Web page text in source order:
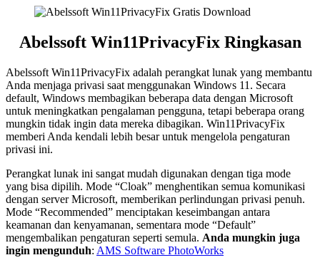
Abelssoft Win11PrivacyFix Ringkasan
Abelssoft Win11PrivacyFix adalah perangkat lunak yang membantu
Anda menjaga privasi saat menggunakan Windows 11. Secara
default, Windows membagikan beberapa data dengan Microsoft
untuk meningkatkan pengalaman pengguna, tetapi beberapa orang
mungkin tidak ingin data mereka dibagikan. Win11PrivacyFix
memberi Anda kendali lebih besar untuk mengelola pengaturan
privasi ini.
Perangkat lunak ini sangat mudah digunakan dengan tiga mode
yang bisa dipilih. Mode “Cloak” menghentikan semua komunikasi
dengan server Microsoft, memberikan perlindungan privasi penuh.
Mode “Recommended” menciptakan keseimbangan antara
keamanan dan kenyamanan, sementara mode “Default”
mengembalikan pengaturan seperti semula. Anda mungkin juga
ingin mengunduh: AMS Software PhotoWorks